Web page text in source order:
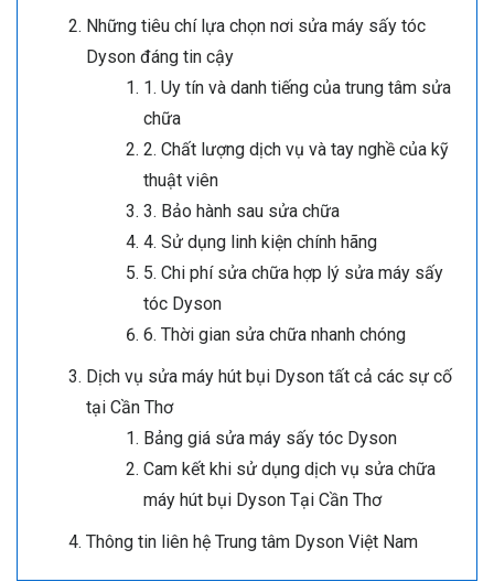
Những tiêu chí lựa chọn nơi sửa máy sấy tóc
Dyson đáng tin cậy
1. Uy tín và danh tiếng của trung tâm sửa
chữa
2. Chất lượng dịch vụ và tay nghề của kỹ
thuật viên
3. Bảo hành sau sửa chữa
4. Sử dụng linh kiện chính hãng
5. Chi phí sửa chữa hợp lý sửa máy sấy
tóc Dyson
6. Thời gian sửa chữa nhanh chóng
Dịch vụ sửa máy hút bụi Dyson tất cả các sự cố
tại Cần Thơ
Bảng giá sửa máy sấy tóc Dyson
Cam kết khi sử dụng dịch vụ sửa chữa
máy hút bụi Dyson Tại Cần Thơ
Thông tin liên hệ Trung tâm Dyson Việt Nam